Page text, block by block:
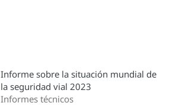
Informe sobre la situación mundial de
la seguridad vial 2023
Informes técnicos